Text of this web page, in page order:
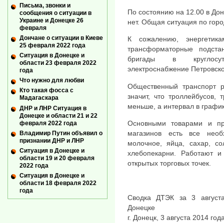
По состоянию на 12.00 в
нет. Общая ситуация по
К сожалению,
трансформаторные
бригады в
электроснабжение
Общественный транспорт
значит, что
меньше, а интервал в
Основными товарами и
магазинов есть все
молочное, яйца, сахар,
хлебопекарни. Работают и
открытых торговых точек.
Сводка ДТЭК за 3
Донецке
г. Донецк, 3 августа 2014
Письма, звонки и
сообщения о ситуации в
Украине и Донецке 26
февраля
Дончане о ситуации в Киеве
25 февраля 2022 года
Ситуация в Донецке и
области 23 февраля 2022
года
Что нужно для любви
Кто такая фосса с
Мадагаскара
ДНР и ЛНР Ситуация в
Донецке и области 21 и 22
февраля 2022 года
Владимир Путин объявил о
признании ДНР и ЛНР
Ситуация в Донецке и
области 19 и 20 февраля
2022 года
Ситуация в Донецке и
области 18 февраля 2022
года